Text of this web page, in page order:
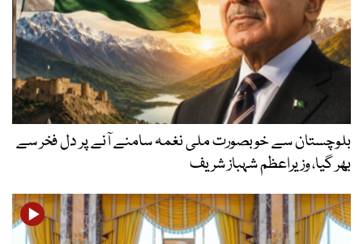
بلوچستان سے خوبصورت ملی نغمہ سامنے آنے پر دل فخر سے
بھر گیا، وزیراعظم شہباز شریف